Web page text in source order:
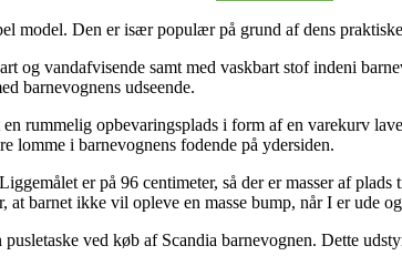
model. Den er især populær på grund af dens
og vandafvisende samt med vaskbart stof indeni
barnevognens udseende.
rummelig opbevaringsplads i form af en varekurv
lomme i barnevognens fodende på ydersiden.
er på 96 centimeter, så der er masser af
barnet ikke vil opleve en masse bump, når I er ude
ved køb af Scandia barnevognen. Dette